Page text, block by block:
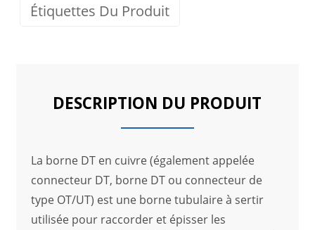
Étiquettes Du Produit
DESCRIPTION DU PRODUIT
La borne DT en cuivre (également appelée
connecteur DT, borne DT ou connecteur de
type OT/UT) est une borne tubulaire à sertir
utilisée pour raccorder et épisser les